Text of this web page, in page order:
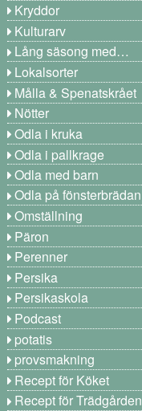
Kryddor
Kulturarv
Lång säsong med…
Lokalsorter
Målla & Spenatskrået
Nötter
Odla i kruka
Odla i pallkrage
Odla med barn
Odla på fönsterbrädan
Omställning
Päron
Perenner
Persika
Persikaskola
Podcast
potatis
provsmakning
Recept för Köket
Recept för Trädgården